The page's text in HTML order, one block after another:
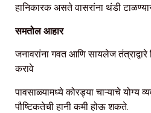
हानिकारक असते वासरांना थंडी
समतोल आहार
जनावरांना गवत आणि सायलेज तंत्राद्वारे
करावे
पावसाळ्यामध्ये कोरड्या चाऱ्याचे योग्य
पौष्टिकतेची हानी कमी होऊ शकते.